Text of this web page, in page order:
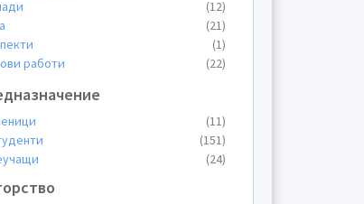
(12)
(21)
(1)
работи
(22)
материали
(9)
(1)
(13)
(11)
(151)
(24)